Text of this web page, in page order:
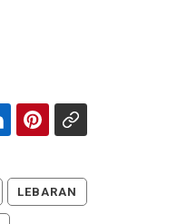
LEBARAN